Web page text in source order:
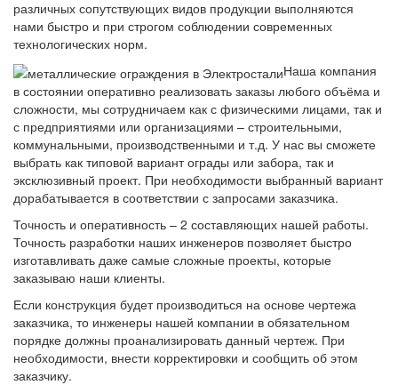
различных сопутствующих видов продукции выполняются
нами быстро и при строгом соблюдении современных
технологических норм.
Наша компания
в состоянии оперативно реализовать заказы любого объёма и
сложности, мы сотрудничаем как с физическими лицами, так и
с предприятиями или организациями – строительными,
коммунальными, производственными и т.д. У нас вы сможете
выбрать как типовой вариант ограды или забора, так и
эксклюзивный проект. При необходимости выбранный вариант
дорабатывается в соответствии с запросами заказчика.
Точность и оперативность – 2 составляющих нашей работы.
Точность разработки наших инженеров позволяет быстро
изготавливать даже самые сложные проекты, которые
заказываю наши клиенты.
Если конструкция будет производиться на основе чертежа
заказчика, то инженеры нашей компании в обязательном
порядке должны проанализировать данный чертеж. При
необходимости, внести корректировки и сообщить об этом
заказчику.